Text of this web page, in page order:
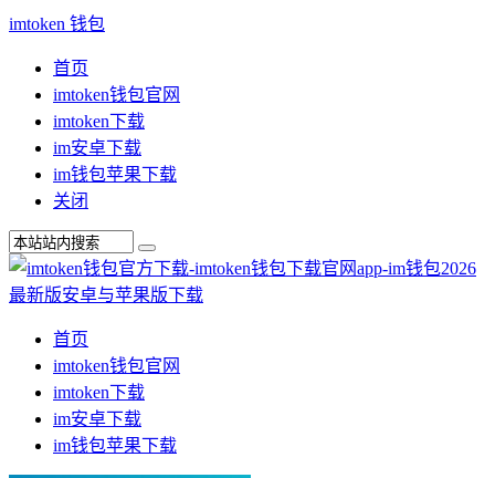
imtoken 钱包
首页
imtoken钱包官网
imtoken下载
im安卓下载
im钱包苹果下载
关闭
首页
imtoken钱包官网
imtoken下载
im安卓下载
im钱包苹果下载